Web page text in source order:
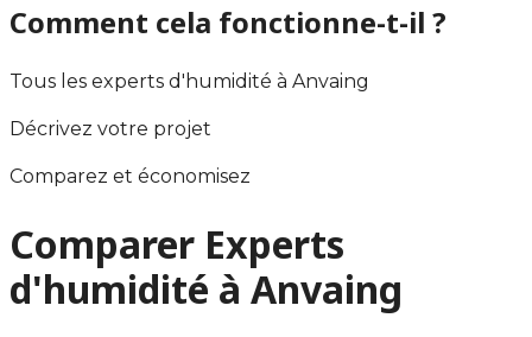
Comment cela fonctionne-t-il ?
Tous les experts d'humidité à Anvaing
Décrivez votre projet
Comparez et économisez
Comparer Experts
d'humidité à Anvaing